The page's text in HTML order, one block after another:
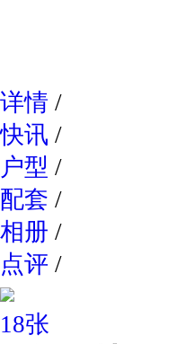
详情 /
快讯 /
户型 /
配套 /
相册 /
点评 /
18张